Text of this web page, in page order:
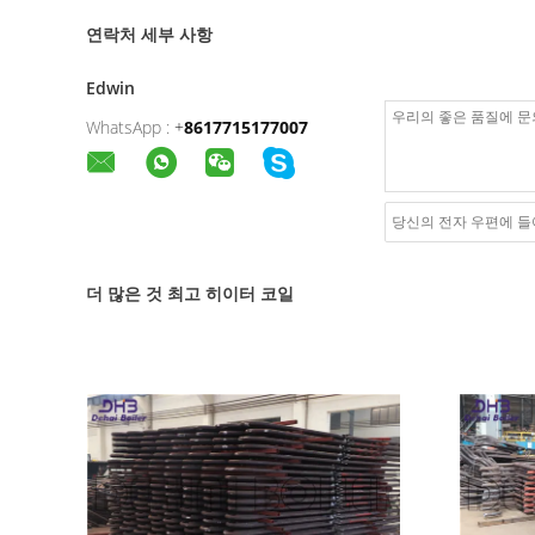
연락처 세부 사항
Edwin
WhatsApp : +8617715177007
더 많은 것 최고 히이터 코일